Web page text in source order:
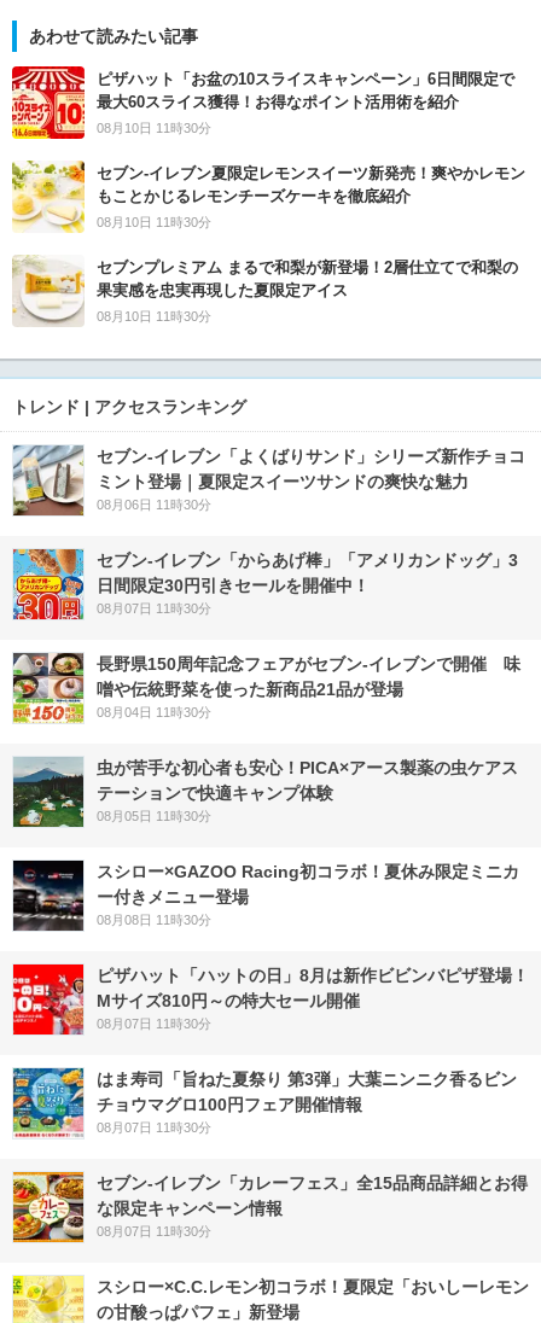
あわせて読みたい記事
ピザハット「お盆の10スライスキャンペーン」6日間限定で
最大60スライス獲得！お得なポイント活用術を紹介
08月10日 11時30分
セブン‐イレブン夏限定レモンスイーツ新発売！爽やかレモン
もことかじるレモンチーズケーキを徹底紹介
08月10日 11時30分
セブンプレミアム まるで和梨が新登場！2層仕立てで和梨の
果実感を忠実再現した夏限定アイス
08月10日 11時30分
トレンド | アクセスランキング
セブン‐イレブン「よくばりサンド」シリーズ新作チョコ
ミント登場｜夏限定スイーツサンドの爽快な魅力
08月06日 11時30分
セブン‐イレブン「からあげ棒」「アメリカンドッグ」3
日間限定30円引きセールを開催中！
08月07日 11時30分
長野県150周年記念フェアがセブン-イレブンで開催 味
噌や伝統野菜を使った新商品21品が登場
08月04日 11時30分
虫が苦手な初心者も安心！PICA×アース製薬の虫ケアス
テーションで快適キャンプ体験
08月05日 11時30分
スシロー×GAZOO Racing初コラボ！夏休み限定ミニカ
ー付きメニュー登場
08月08日 11時30分
ピザハット「ハットの日」8月は新作ビビンバピザ登場！
Mサイズ810円～の特大セール開催
08月07日 11時30分
はま寿司「旨ねた夏祭り 第3弾」大葉ニンニク香るビン
チョウマグロ100円フェア開催情報
08月07日 11時30分
セブン‐イレブン「カレーフェス」全15品商品詳細とお得
な限定キャンペーン情報
08月07日 11時30分
スシロー×C.C.レモン初コラボ！夏限定「おいしーレモン
の甘酸っぱパフェ」新登場